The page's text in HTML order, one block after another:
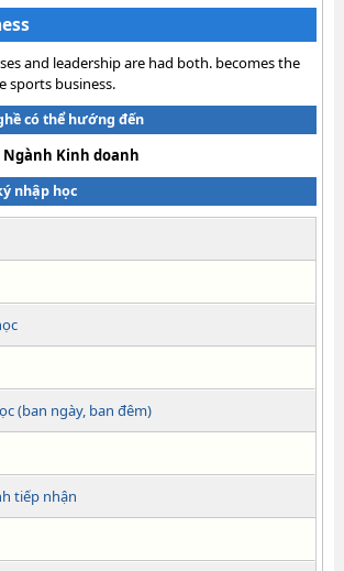
and leadership are had both. becomes the
sports business.
có thể hướng đến
Ngành Kinh doanh
nhập học
(ban ngày, ban đêm)
tiếp nhận